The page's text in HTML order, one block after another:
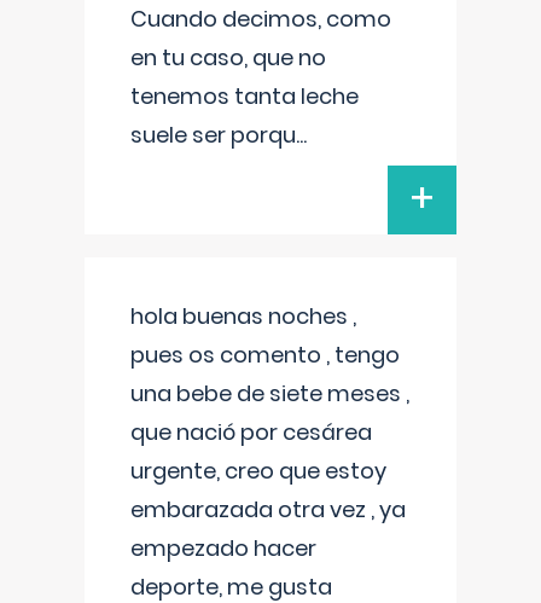
Cuando decimos, como
en tu caso, que no
tenemos tanta leche
suele ser porqu...
+
hola buenas noches ,
pues os comento , tengo
una bebe de siete meses ,
que nació por cesárea
urgente, creo que estoy
embarazada otra vez , ya
empezado hacer
deporte, me gusta